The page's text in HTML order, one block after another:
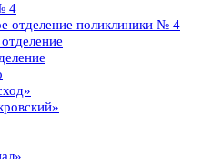
4
отделение поликлиники № 4